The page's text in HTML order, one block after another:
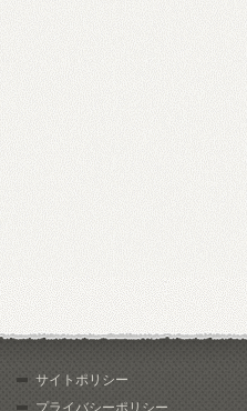
サイトポリシー
プライバシーポリシー